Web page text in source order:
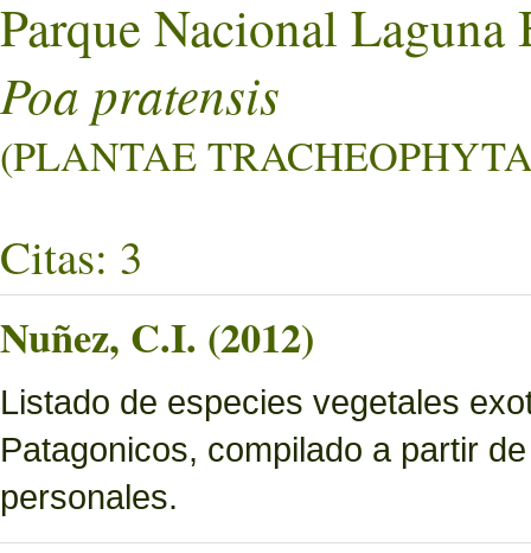
Parque Nacional Laguna
Poa pratensis
(PLANTAE
Citas: 3
Nuñez, C.I. (2012)
Listado de especies vegetales
Patagonicos, compilado a partir
personales.